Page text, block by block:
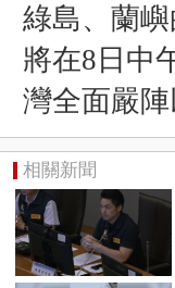
綠島、蘭嶼
將在8日中
灣全面嚴陣
相關新聞